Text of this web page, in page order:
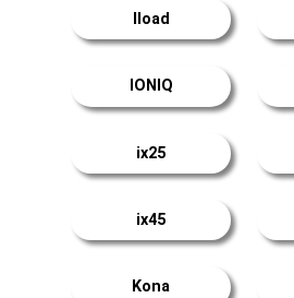
Iload
IONIQ
ix25
ix45
Kona